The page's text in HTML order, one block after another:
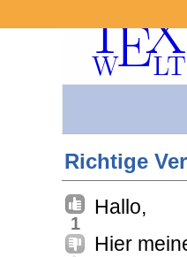
Richtige
1
Hallo,
Hier